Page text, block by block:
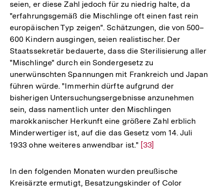
seien, er diese Zahl jedoch für zu niedrig halte, da
"erfahrungsgemäß die Mischlinge oft einen fast rein
europäischen Typ zeigen". Schätzungen, die von 500–
600 Kindern ausgingen, seien realistischer. Der
Staatssekretär bedauerte, dass die Sterilisierung aller
"Mischlinge" durch ein Sondergesetz zu
unerwünschten Spannungen mit Frankreich und Japan
führen würde. "Immerhin dürfte aufgrund der
bisherigen Untersuchungsergebnisse anzunehmen
sein, dass namentlich unter den Mischlingen
marokkanischer Herkunft eine größere Zahl erblich
Minderwertiger ist, auf die das Gesetz vom 14. Juli
1933 ohne weiteres anwendbar ist." Zur
der
Fußnote
[33]
In den folgenden Monaten wurden preußische
Kreisärzte ermutigt, Besatzungskinder of Color